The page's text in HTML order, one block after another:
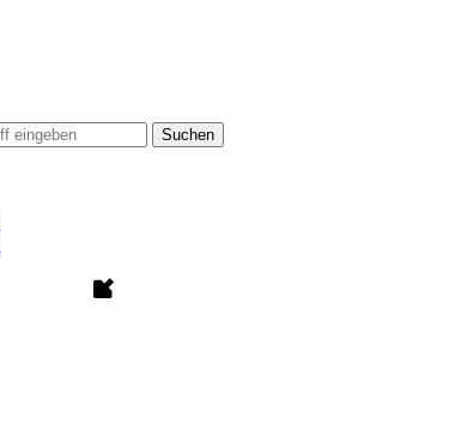
Suchen